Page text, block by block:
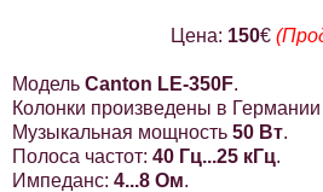
Цена: 150€
Модель Canton LE-350F.
Колонки произведены в
Музыкальная мощность 50 Вт.
Полоса частот: 40 Гц...25 кГц.
Импеданс: 4...8 Ом.